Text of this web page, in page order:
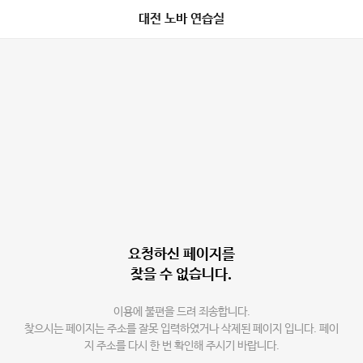
대전 노바 연습실
요청하신 페이지를
찾을 수 없습니다.
이용에 불편을 드려 죄송합니다.
찾으시는 페이지는 주소를 잘못 입력하였거나 삭제된 페이지 입니다. 페이
지 주소를 다시 한 번 확인해 주시기 바랍니다.